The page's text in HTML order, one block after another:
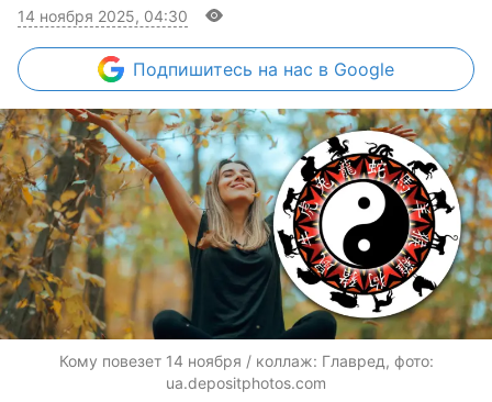
14 ноября 2025, 04:30
Подпишитесь на нас в Google
Кому повезет 14 ноября / коллаж: Главред, фото:
ua.depositphotos.com